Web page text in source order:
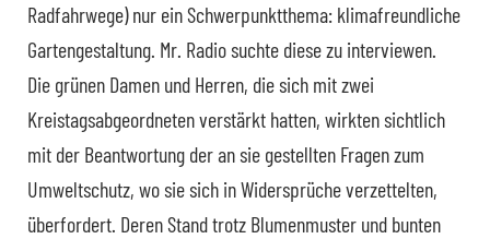
Radfahrwege) nur ein Schwerpunktthema: klimafreundliche
Gartengestaltung. Mr. Radio suchte diese zu interviewen.
Die grünen Damen und Herren, die sich mit zwei
Kreistagsabgeordneten verstärkt hatten, wirkten sichtlich
mit der Beantwortung der an sie gestellten Fragen zum
Umweltschutz, wo sie sich in Widersprüche verzettelten,
überfordert. Deren Stand trotz Blumenmuster und bunten